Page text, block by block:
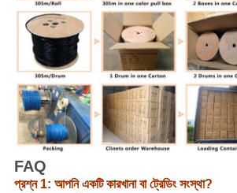
FAQ
প্রশ্ন 1: আপনি একটি কারখানা বা ট্রেডিং সংস্থা?